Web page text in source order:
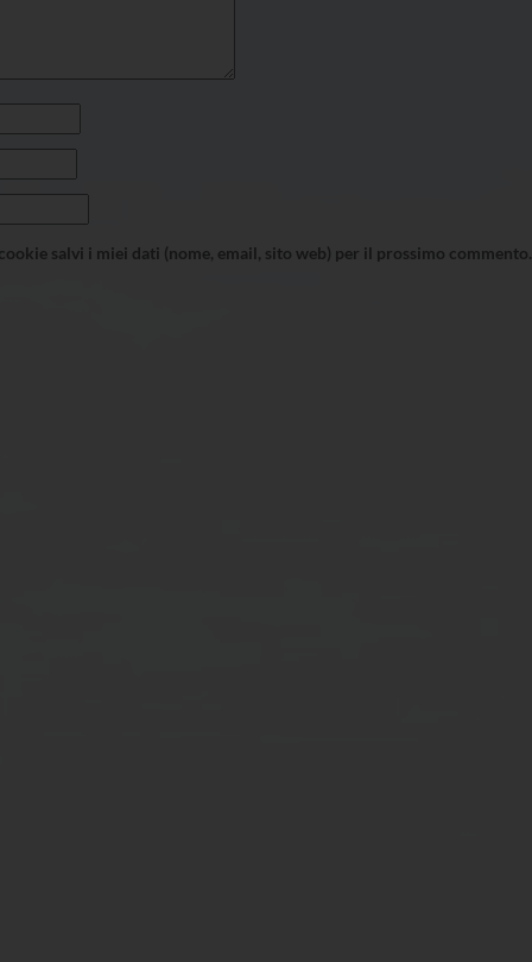
salvi i miei dati (nome, email, sito web) per il prossimo commento.